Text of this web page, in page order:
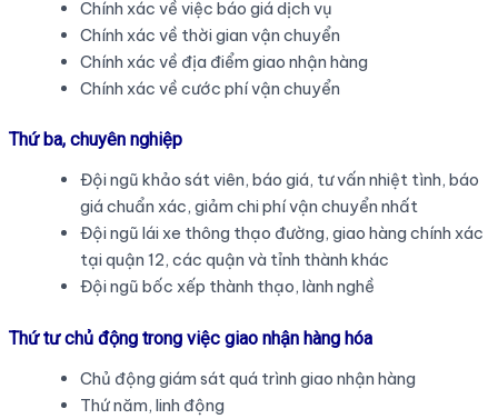
Chính xác về việc báo giá dịch vụ
Chính xác về thời gian vận chuyển
Chính xác về địa điểm giao nhận hàng
Chính xác về cước phí vận chuyển
Thứ ba, chuyên nghiệp
Đội ngũ khảo sát viên, báo giá, tư vấn nhiệt tình, báo
giá chuẩn xác, giảm chi phí vận chuyển nhất
Đội ngũ lái xe thông thạo đường, giao hàng chính xác
tại quận 12, các quận và tỉnh thành khác
Đội ngũ bốc xếp thành thạo, lành nghề
Thứ tư chủ động trong việc giao nhận hàng hóa
Chủ động giám sát quá trình giao nhận hàng
Thứ năm, linh động